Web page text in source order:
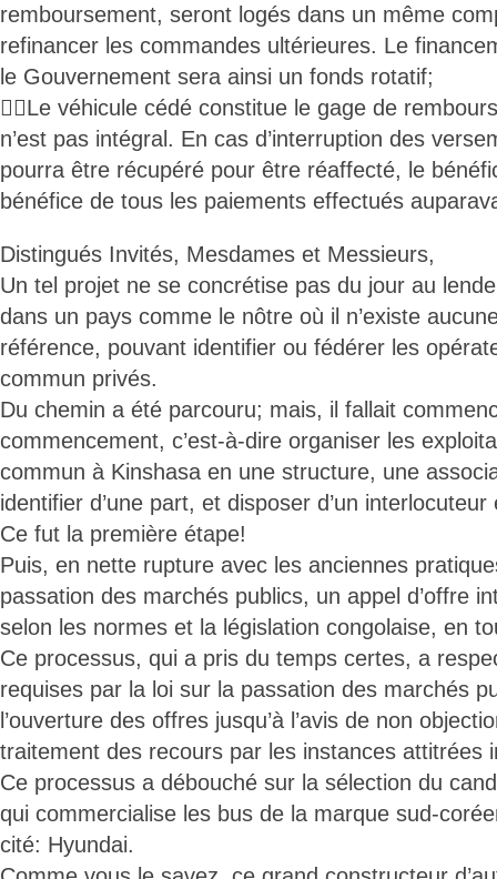
remboursement, seront logés dans un même
refinancer les commandes ultérieures. Le
le Gouvernement sera ainsi un fonds rotatif;
Le véhicule cédé constitue le gage de
n’est pas intégral. En cas d’interruption des
pourra être récupéré pour être réaffecté, le
bénéfice de tous les paiements effectués
Distingués Invités, Mesdames et Messieurs,
Un tel projet ne se concrétise pas du jour au
dans un pays comme le nôtre où il n’existe
référence, pouvant identifier ou fédérer les
commun privés.
Du chemin a été parcouru; mais, il fallait
commencement, c’est-à-dire organiser les
commun à Kinshasa en une structure, une
identifier d’une part, et disposer d’un
Ce fut la première étape!
Puis, en nette rupture avec les anciennes
passation des marchés publics, un appel d’offre
selon les normes et la législation congolaise, en
Ce processus, qui a pris du temps certes, a
requises par la loi sur la passation des marchés
l’ouverture des offres jusqu’à l’avis de non
traitement des recours par les instances attitrées
Ce processus a débouché sur la sélection du
qui commercialise les bus de la marque sud-
cité: Hyundai.